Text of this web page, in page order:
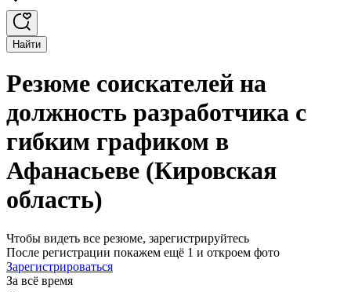
Найти
Резюме соискателей на
должность разработчика с
гибким графиком в
Афанасьеве (Кировская
область)
Чтобы видеть все резюме, зарегистрируйтесь
После регистрации покажем ещё 1 и откроем фото
Зарегистрироваться
За всё время